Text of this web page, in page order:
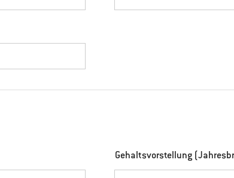
Gehaltsvorstellung